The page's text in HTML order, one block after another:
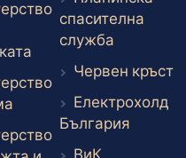
Външен линк
Външен линк
спасителна
служба
Червен кръст
Електрохолд
България